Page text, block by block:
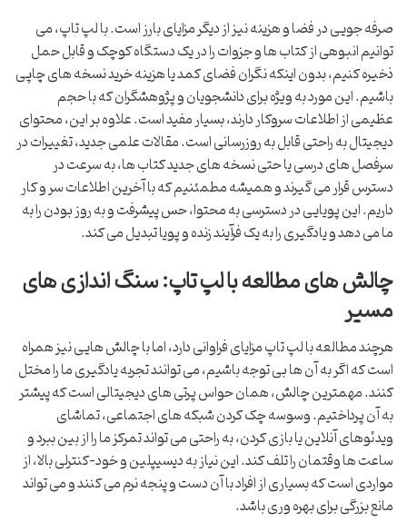
صرفه جویی در فضا و هزینه نیز از دیگر مزایای بارز است. با لپ تاپ، می
توانیم انبوهی از کتاب ها و جزوات را در یک دستگاه کوچک و قابل حمل
ذخیره کنیم، بدون اینکه نگران فضای کمد یا هزینه خرید نسخه های چاپی
باشیم. این مورد به ویژه برای دانشجویان و پژوهشگران که با حجم
عظیمی از اطلاعات سروکار دارند، بسیار مفید است. علاوه بر این، محتوای
دیجیتال به راحتی قابل به روزرسانی است. مقالات علمی جدید، تغییرات در
سرفصل های درسی یا حتی نسخه های جدید کتاب ها، به سرعت در
دسترس قرار می گیرند و همیشه مطمئنیم که با آخرین اطلاعات سر و کار
داریم. این پویایی در دسترسی به محتوا، حس پیشرفت و به روز بودن را به
ما می دهد و یادگیری را به یک فرآیند زنده و پویا تبدیل می کند.
چالش های مطالعه با لپ تاپ: سنگ اندازی های
مسیر
هرچند مطالعه با لپ تاپ مزایای فراوانی دارد، اما با چالش هایی نیز همراه
است که اگر به آن ها بی توجه باشیم، می توانند تجربه یادگیری ما را مختل
کنند. مهمترین چالش، همان حواس پرتی های دیجیتالی است که پیشتر
به آن پرداختیم. وسوسه چک کردن شبکه های اجتماعی، تماشای
ویدئوهای آنلاین یا بازی کردن، به راحتی می تواند تمرکز ما را از بین ببرد و
ساعت ها وقتمان را تلف کند. این نیاز به دیسیپلین و خود-کنترلی بالا، از
مواردی است که بسیاری از افراد با آن دست و پنجه نرم می کنند و می تواند
مانع بزرگی برای بهره وری باشد.